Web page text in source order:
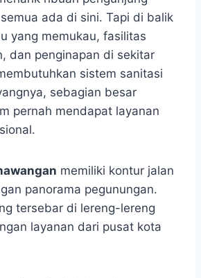
ada di sini. Tapi di balik
yang memukau, fasilitas
dan penginapan di sekitar
sistem sanitasi
sebagian besar
pernah mendapat layanan
memiliki kontur jalan
panorama pegunungan.
tersebar di lereng-lereng
layanan dari pusat kota